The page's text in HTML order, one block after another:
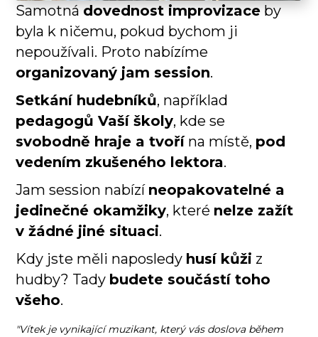
Samotnádovednost improvizaceby
byla k ničemu, pokud bychom ji
nepoužívali. Proto nabízíme
organizovaný jam session.
Setkání hudebníků, například
pedagogů Vaší školy, kde se
svobodně hraje a tvořína místě, pod
vedením zkušeného lektora.
Jam session nabízí neopakovatelné a
jedinečné okamžiky, které nelze zažít
v žádné jiné situaci.
Kdy jste měli naposledy husí kůži z
hudby? Tady budete součástí toho
všeho.
"Vítek je vynikající muzikant, který vás doslova během